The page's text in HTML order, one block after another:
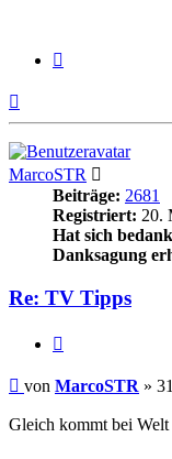
MarcoSTR
Beiträge: 2681
Registriert: 20.
Hat sich
Danksagung
Re: TV Tipps
Beitrag
von MarcoSTR »
Gleich kommt bei